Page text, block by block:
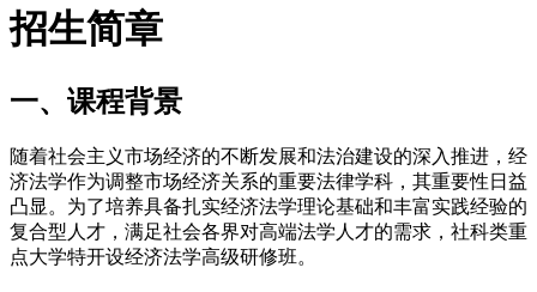
招生简章
一、课程背景
随着社会主义市场经济的不断发展和法治建设的深入推进，经
济法学作为调整市场经济关系的重要法律学科，其重要性日益
凸显。为了培养具备扎实经济法学理论基础和丰富实践经验的
复合型人才，满足社会各界对高端法学人才的需求，社科类重
点大学特开设经济法学高级研修班。